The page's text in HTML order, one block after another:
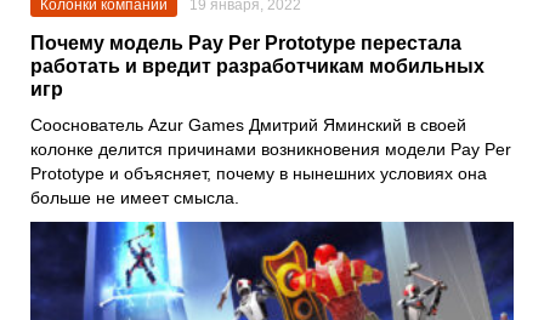
Колонки компаний 19 января, 2022
Почему модель Pay Per Prototype перестала
работать и вредит разработчикам мобильных
игр
Сооснователь Azur Games Дмитрий Яминский в своей
колонке делится причинами возникновения модели Pay Per
Prototype и объясняет, почему в нынешних условиях она
больше не имеет смысла.